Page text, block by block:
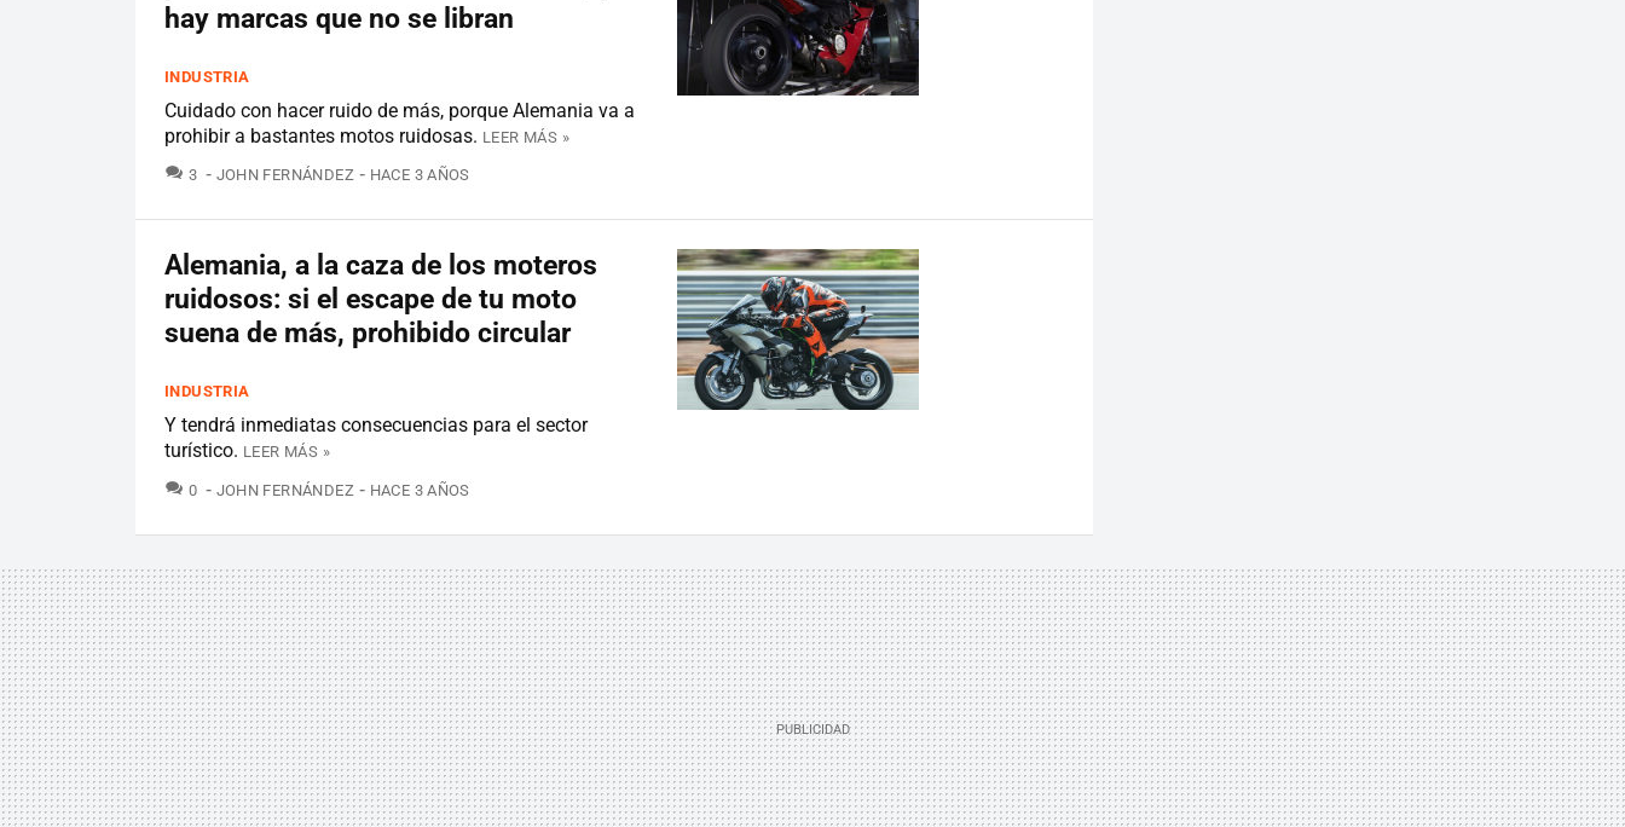
hay marcas que no se libran
INDUSTRIA
Cuidado con hacer ruido de más, porque Alemania va a
prohibir a bastantes motos ruidosas. LEER MÁS »
3 COMENTARIOS
JOHN FERNÁNDEZ HACE 3 AÑOS
Alemania, a la caza de los moteros
ruidosos: si el escape de tu moto
suena de más, prohibido circular
INDUSTRIA
Y tendrá inmediatas consecuencias para el sector
turístico. LEER MÁS »
0 COMENTARIOS
JOHN FERNÁNDEZ HACE 3 AÑOS